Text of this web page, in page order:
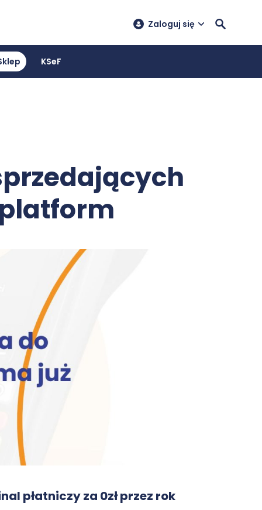
Zaloguj się
KSeF
płatniczy za 0zł przez rok